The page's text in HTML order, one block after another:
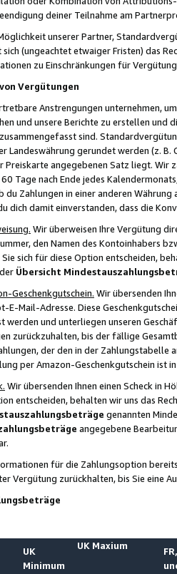
deiner Teilnahme am
unserer Partner,
(ungeachtet etwaiger Fristen) das
zu Einschränkungen für
Vergütungen
Anstrengungen unternehmen,
und unsere Berichte zu erstellen und
sind.
Landeswährung gerundet werden (z.
Preiskarte angegebenen Satz liegt.
Tage nach Ende jedes
du Zahlungen in einer anderen
dich damit einverstanden, dass die
Wir überweisen Ihre Vergütung
den Namen des Kontoinhabers
sich für diese Option entscheiden,
Übersicht
Geschenkgutschein. Wir übersenden
E-Mail-Adresse. Diese
und unterliegen unseren
zurückzuhalten, bis der fällige
der den in der
per Amazon-Geschenkgutschein ist
Wir übersenden Ihnen einen Scheck in
entscheiden, behalten wir uns das
genannten
angegebene
für die Zahlungsoption
Vergütung zurückhalten, bis Sie
UK
Minimum
UK Maxium